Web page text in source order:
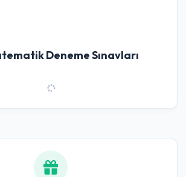
Deneme Sınavları